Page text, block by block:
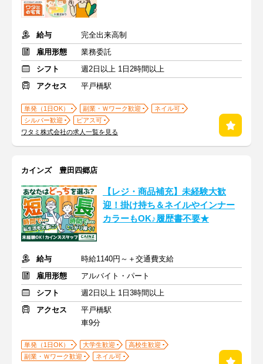
給与
完全出来高制
雇用形態
業務委託
シフト
週2日以上 1日2時間以上
アクセス
平戸橋駅
単発（1日OK） 副業・Ｗワーク歓迎
ネイル可
シルバー歓迎
ピアス可
ワタミ株式会社の求人一覧を見る
カインズ 豊田四郷店
【レジ・商品補充】未経験大歓
迎！掛け持ち＆ネイルやインナー
カラーもOK♪履歴書不要★
給与
時給1140円～＋交通費支給
雇用形態
アルバイト・パート
シフト
週2日以上 1日3時間以上
アクセス
平戸橋駅
車9分
単発（1日OK） 大学生歓迎
高校生歓迎
副業・Ｗワーク歓迎
ネイル可